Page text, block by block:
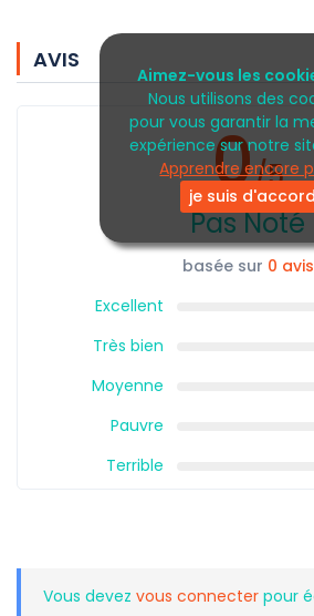
Aimez-vous les
Nous utilisons des
pour vous garantir la
expérience sur notre
Apprendre encore
je suis d'accord
AVIS
0/5
Pas Noté
basée sur 0 avis
Excellent
Très bien
Moyenne
Pauvre
Terrible
Vous devez vous connecter pour